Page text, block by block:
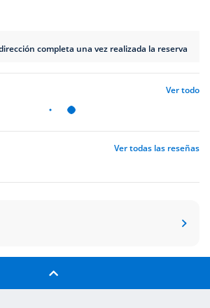
completa una vez realizada la reserva
Ver todo
Ver todas las reseñas